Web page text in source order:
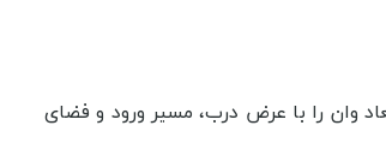
وان را با عرض درب، مسیر ورود و فضای